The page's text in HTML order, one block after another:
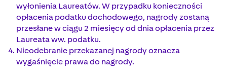
wyłonienia Laureatów. W przypadku konieczności
opłacenia podatku dochodowego, nagrody zostaną
przesłane w ciągu 2 miesięcy od dnia opłacenia przez
Laureata ww. podatku.
Nieodebranie przekazanej nagrody oznacza
wygaśnięcie prawa do nagrody.